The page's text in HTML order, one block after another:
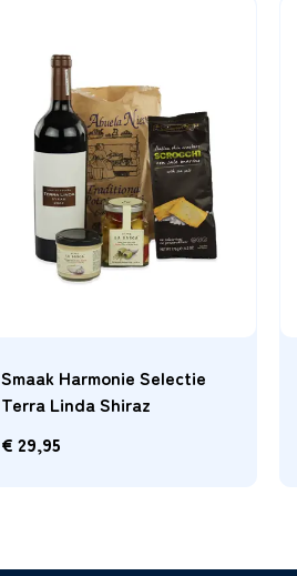
Smaak Harmonie Selectie
Marqués de Riscal
€ 44,95